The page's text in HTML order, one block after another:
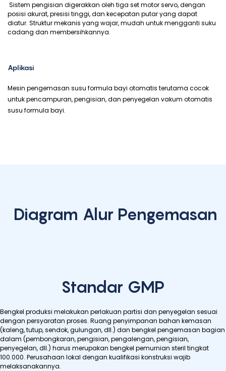
Sistem pengisian digerakkan oleh tiga set motor servo, dengan
posisi akurat, presisi tinggi, dan kecepatan putar yang dapat
diatur. Struktur mekanis yang wajar, mudah untuk mengganti suku
cadang dan membersihkannya.
Aplikasi
Mesin pengemasan susu formula bayi otomatis terutama cocok
untuk pencampuran, pengisian, dan penyegelan vakum otomatis
susu formula bayi.
Diagram Alur Pengemasan
Standar GMP
Bengkel produksi melakukan perlakuan partisi dan penyegelan sesuai
dengan persyaratan proses. Ruang penyimpanan bahan kemasan
(kaleng, tutup, sendok, gulungan, dll.) dan bengkel pengemasan bagian
dalam (pembongkaran, pengisian, pengalengan, pengisian,
penyegelan, dll.) harus merupakan bengkel pemurnian steril tingkat
100.000. Perusahaan lokal dengan kualifikasi konstruksi wajib
melaksanakannya.